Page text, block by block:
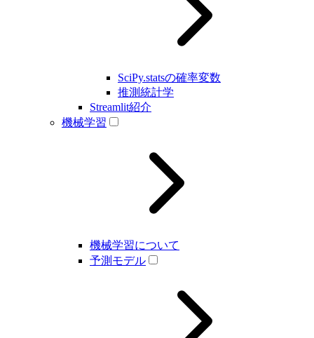
SciPy.statsの確率変数
推測統計学
Streamlit紹介
機械学習
機械学習について
予測モデル